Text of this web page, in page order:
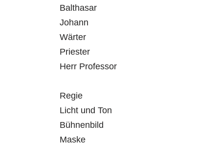
Balthasar
Johann
Wärter
Priester
Herr Professor
Regie
Licht und Ton
Bühnenbild
Maske